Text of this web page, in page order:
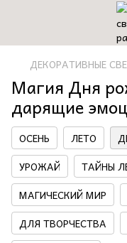
ДЕКОРАТИВНЫЕ
Магия Дня
дарящие
ОСЕНЬ ЛЕТО
УРОЖАЙ
ТАЙНЫ
МАГИЧЕСКИЙ МИР
ДЛЯ ТВОРЧЕСТВА